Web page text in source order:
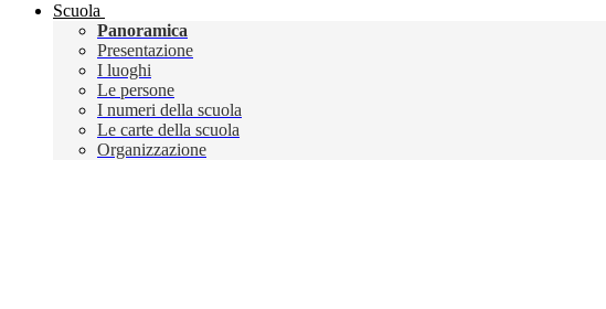
Scuola
Panoramica
Presentazione
I luoghi
Le persone
I numeri della scuola
Le carte della scuola
Organizzazione